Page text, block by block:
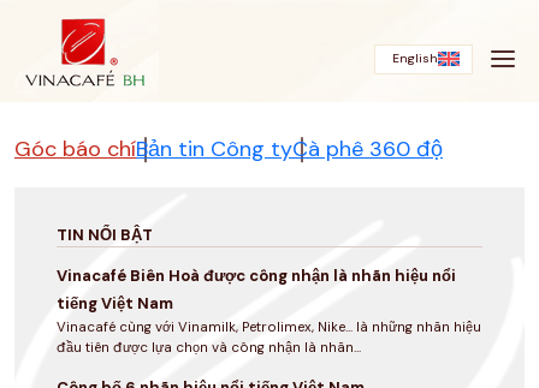
English
Góc báo chíBản tin Công tyCà phê 360 độ
TIN NỔI BẬT
Vinacafé Biên Hoà được công nhận là nhãn hiệu nổi
tiếng Việt Nam
Vinacafé cùng với Vinamilk, Petrolimex, Nike... là những nhãn hiệu
đầu tiên được lựa chọn và công nhận là nhãn...